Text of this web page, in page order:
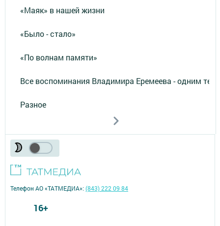
«Маяк» в нашей жизни
«Было - стало»
«По волнам памяти»
Все воспоминания Владимира Еремеева - одним
Разное
Телефон АО «ТАТМЕДИА»:(843) 222 09 84
16+